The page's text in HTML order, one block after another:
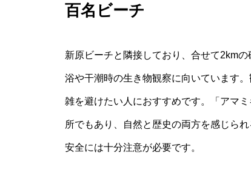
百名ビーチ
新原ビーチと隣接しており、合せて2km
浴や干潮時の生き物観察に向いています
雑を避けたい人におすすめです。「アマ
所でもあり、自然と歴史の両方を感じら
安全には十分注意が必要です。